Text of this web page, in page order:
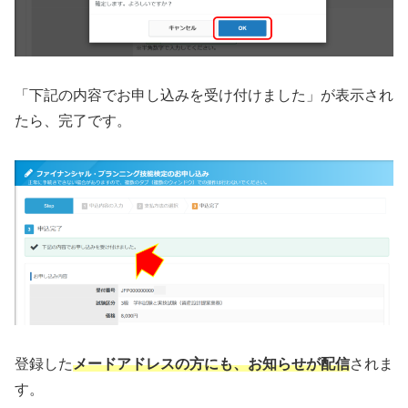
「下記の内容でお申し込みを受け付けました」が表示され
たら、完了です。
登録したメードアドレスの方にも、お知らせが配信されま
す。